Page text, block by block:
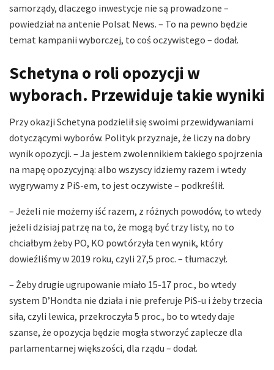
samorządy, dlaczego inwestycje nie są prowadzone –
powiedział na antenie Polsat News. – To na pewno będzie
temat kampanii wyborczej, to coś oczywistego – dodał.
Schetyna o roli opozycji w
wyborach. Przewiduje takie wyniki
Przy okazji Schetyna podzielił się swoimi przewidywaniami
dotyczącymi wyborów. Polityk przyznaje, że liczy na dobry
wynik opozycji. – Ja jestem zwolennikiem takiego spojrzenia
na mapę opozycyjną: albo wszyscy idziemy razem i wtedy
wygrywamy z PiS-em, to jest oczywiste – podkreślił.
– Jeżeli nie możemy iść razem, z różnych powodów, to wtedy
jeżeli dzisiaj patrzę na to, że mogą być trzy listy, no to
chciałbym żeby PO, KO powtórzyła ten wynik, który
dowieźliśmy w 2019 roku, czyli 27,5 proc. – tłumaczył.
– Żeby drugie ugrupowanie miało 15-17 proc., bo wtedy
system D’Hondta nie działa i nie preferuje PiS-u i żeby trzecia
siła, czyli lewica, przekroczyła 5 proc., bo to wtedy daje
szanse, że opozycja będzie mogła stworzyć zaplecze dla
parlamentarnej większości, dla rządu – dodał.